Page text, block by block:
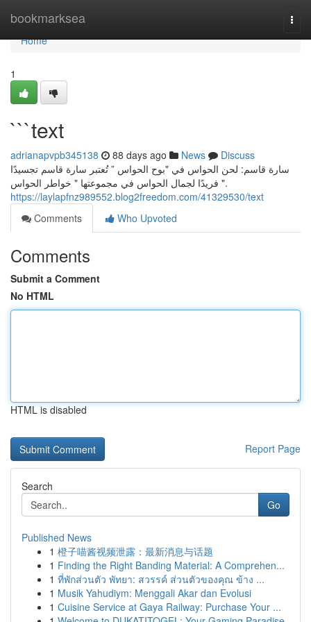
bookmarksea
Home
Home
1
```text
adrianapvpb345138 88 days ago News
Discuss
سارة قاسم: لحن الحواس في "بوح الحواس ” تُعتبر سارة قاسم تجسيدًا
فريدًا لجمال الحواس في مجموعتها " خواطر الحواس ".
https://laylapfnz989552.blog2freedom.com/41329530/text
Comments
Who Upvoted
Comments
Submit a Comment
No HTML
HTML is disabled
Report Page
Search
Go
Published News
1 橙子喵酱视频泄露：最新消息与话题
1 Finding the Right Banding Material: A Comprehen...
1 ที่พักส่วนตัว พัทยา: สวรรค์ ส่วนตัวของคุณ ข้าง ...
1 Musik Yahudiym: Menggali Akar dan Evolusi
1 Cuisine Service at Gaya Railway: Purchase Your ...